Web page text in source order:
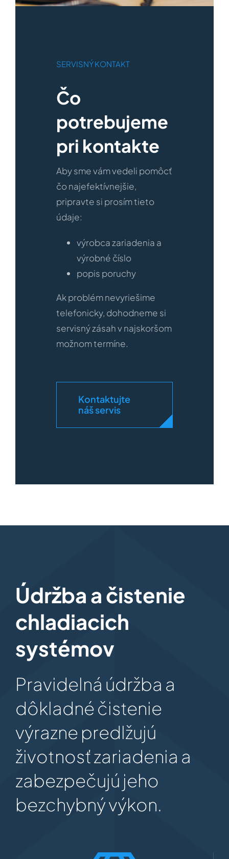
SERVISNÝ KONTAKT
Čo
potrebujeme
pri kontakte
Aby sme vám vedeli pomôcť
čo najefektívnejšie,
pripravte si prosím tieto
údaje:
výrobca zariadenia a
výrobné číslo
popis poruchy
Ak problém nevyriešime
telefonicky, dohodneme si
servisný zásah v najskoršom
možnom termíne.
Kontaktujte
náš servis
Údržba a čistenie
chladiacich
systémov
Pravidelná údržba a
dôkladné čistenie
výrazne predlžujú
životnosť zariadenia a
zabezpečujú jeho
bezchybný výkon.